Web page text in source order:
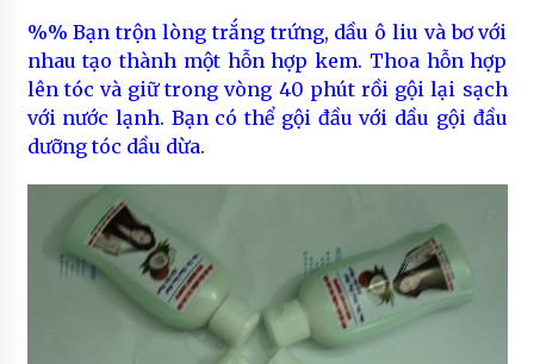
%% Bạn trộn lòng trắng trứng, dầu ô liu và bơ với
nhau tạo thành một hỗn hợp kem. Thoa hỗn hợp
lên tóc và giữ trong vòng 40 phút rồi gội lại sạch
với nước lạnh. Bạn có thể gội đầu với dầu gội đầu
dưỡng tóc dầu dừa.